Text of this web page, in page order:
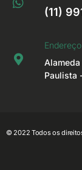
(11)
Endereço
Paulista
© 2022 Todos os